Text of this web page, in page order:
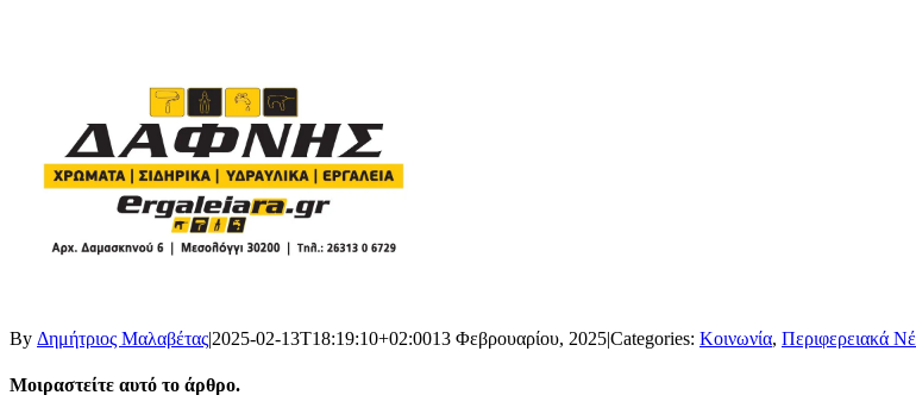
By Δημήτριος Μαλαβέτας|2025-02-13T18:19:10+02:0013 Φεβρουαρίου, 2025|Categories: Κοινωνία, Περιφερειακά
Μοιραστείτε αυτό το άρθρο.